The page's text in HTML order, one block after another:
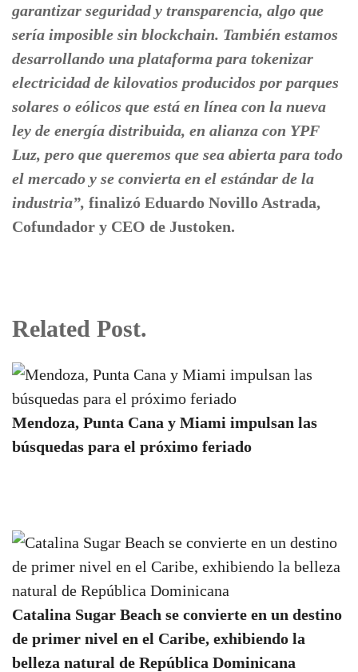
garantizar seguridad y transparencia, algo que
sería imposible sin blockchain. También estamos
desarrollando una plataforma para tokenizar
electricidad de kilovatios producidos por parques
solares o eólicos que está en línea con la nueva
ley de energía distribuida, en alianza con YPF
Luz, pero que queremos que sea abierta para todo
el mercado y se convierta en el estándar de la
industria”, finalizó Eduardo Novillo Astrada,
Cofundador y CEO de Justoken.
Related Post.
Mendoza, Punta Cana y Miami impulsan las
búsquedas para el próximo feriado
Catalina Sugar Beach se convierte en un destino
de primer nivel en el Caribe, exhibiendo la
belleza natural de República Dominicana